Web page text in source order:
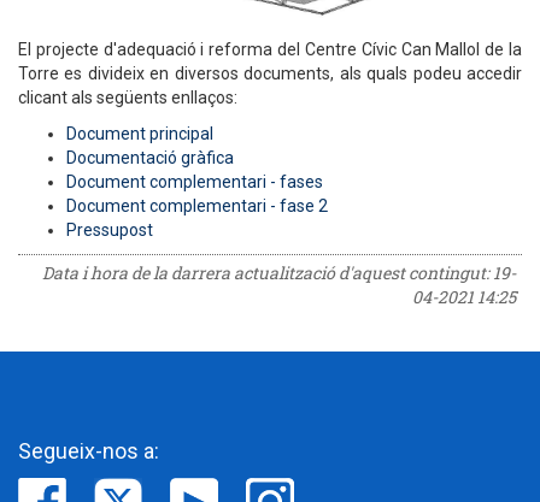
El projecte d'adequació i reforma del Centre Cívic Can Mallol de la
Torre es divideix en diversos documents, als quals podeu accedir
clicant als següents enllaços:
Document principal
Documentació gràfica
Document complementari - fases
Document complementari - fase 2
Pressupost
Data i hora de la darrera actualització d'aquest contingut:19-
04-2021 14:25
Segueix-nos a: